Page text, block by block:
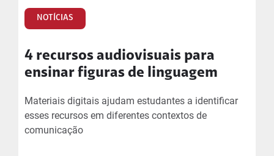
NOTÍCIAS
4 recursos audiovisuais para
ensinar figuras de linguagem
Materiais digitais ajudam estudantes a identificar
esses recursos em diferentes contextos de
comunicação